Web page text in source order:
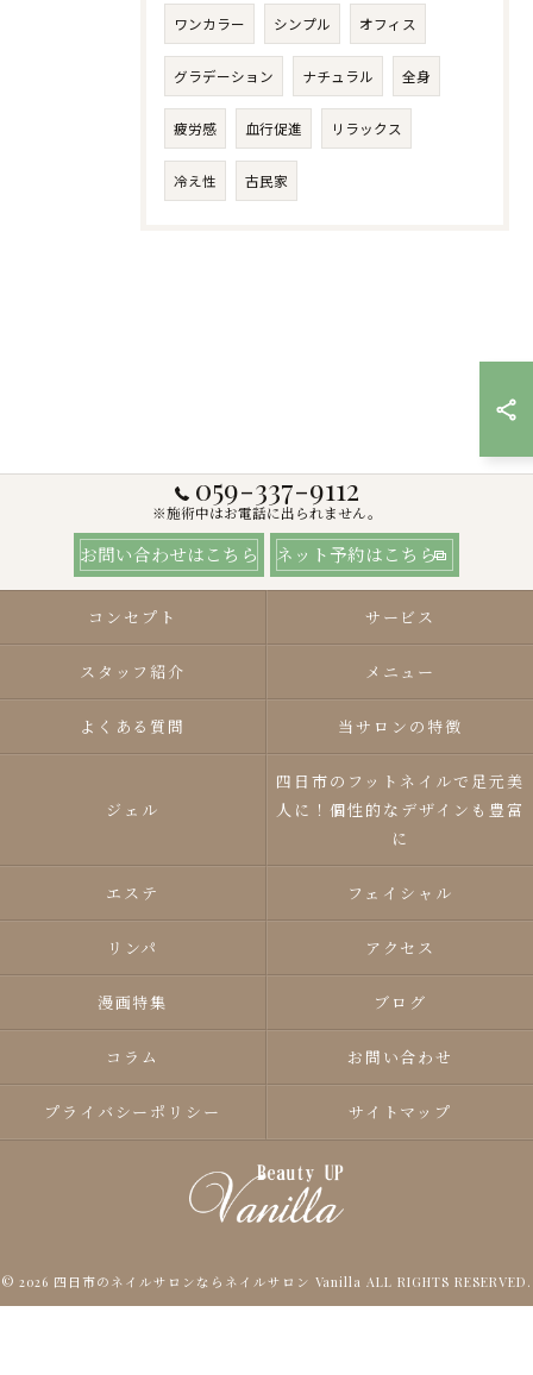
ワンカラー シンプル オフィス
グラデーション ナチュラル 全身
疲労感 血行促進 リラックス
冷え性 古民家
059-337-9112
※施術中はお電話に出られません。
お問い合わせはこちら ネット予約はこちら
コンセプト サービス
スタッフ紹介 メニュー
よくある質問 当サロンの特徴
ジェル
四日市のフットネイルで足元美
人に！個性的なデザインも豊富
に
エステ フェイシャル
リンパ アクセス
漫画特集 ブログ
コラム お問い合わせ
プライバシーポリシー サイトマップ
© 2026 四日市のネイルサロンならネイルサロン Vanilla ALL RIGHTS RESERVED.